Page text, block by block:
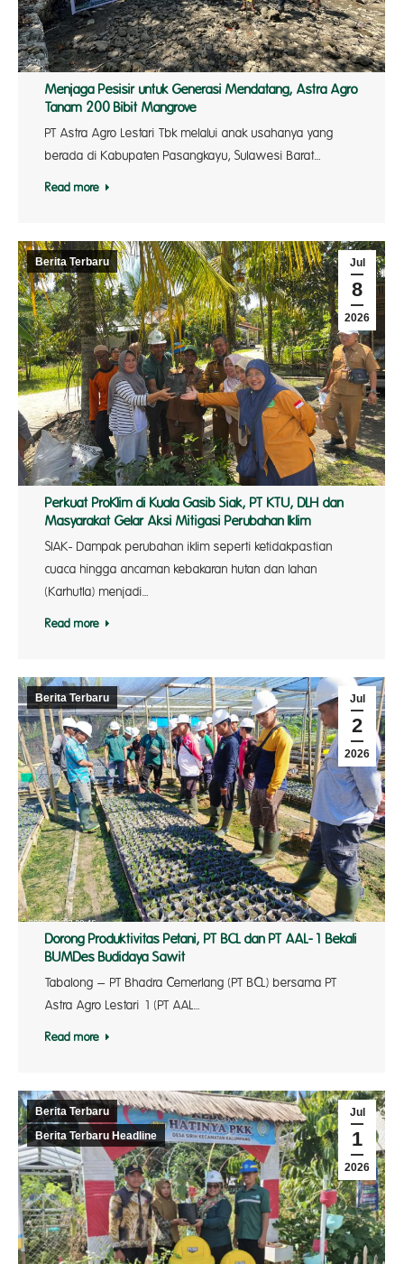
Menjaga Pesisir untuk Generasi Mendatang, Astra Agro
Tanam 200 Bibit Mangrove
PT Astra Agro Lestari Tbk melalui anak usahanya yang
berada di Kabupaten Pasangkayu, Sulawesi Barat…
Read more
Jul
8
2026
Berita Terbaru
Perkuat ProKlim di Kuala Gasib Siak, PT KTU, DLH dan
Masyarakat Gelar Aksi Mitigasi Perubahan Iklim
SIAK- Dampak perubahan iklim seperti ketidakpastian
cuaca hingga ancaman kebakaran hutan dan lahan
(Karhutla) menjadi…
Read more
Jul
2
2026
Berita Terbaru
Dorong Produktivitas Petani, PT BCL dan PT AAL-1 Bekali
BUMDes Budidaya Sawit
Tabalong – PT Bhadra Cemerlang (PT BCL) bersama PT
Astra Agro Lestari 1 (PT AAL…
Read more
Jul
1
2026
Berita Terbaru
Berita Terbaru Headline